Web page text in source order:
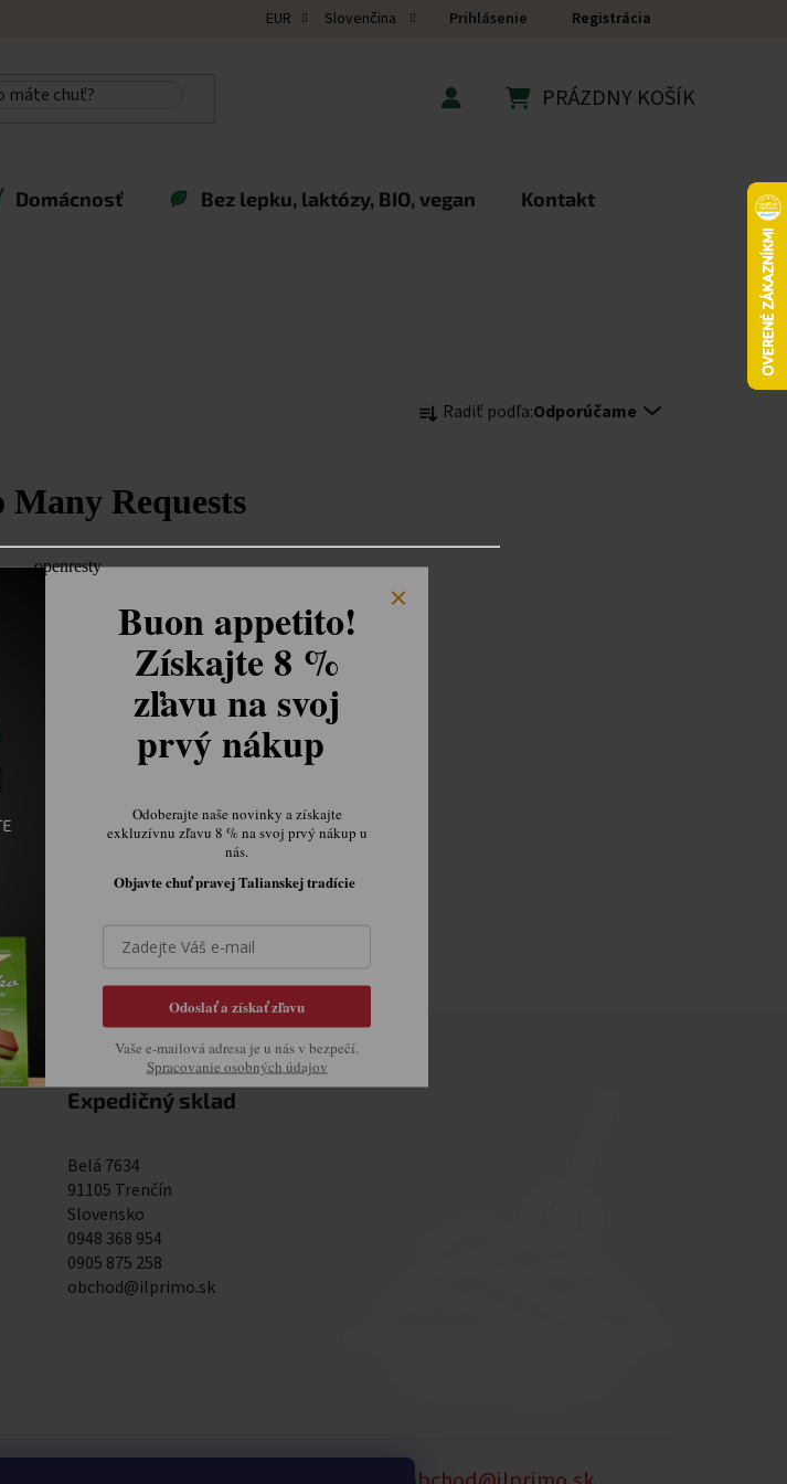
EUR Slovenčina Prihlásenie Registrácia
PRÁZDNY KOŠÍK
Domácnosť Bez lepku, laktózy, BIO, vegan Kontakt
Radiť podľa:Odporúčame
Ovládacie prvky výpisu
Expedičný sklad
Belá 7634
91105 Trenčín
Slovensko
0948 368 954
0905 875 258
obchod@ilprimo.sk
Buon appetito!
Získajte 8 %
zľavu na svoj
prvý nákup
Odoberajte naše novinky a získajte
exkluzívnu zľavu 8 % na svoj prvý nákup u
nás.
Objavte chuť pravej Talianskej tradície
Odoslať a získať zľavu
Vaše e-mailová adresa je u nás v bezpečí.
Spracovanie osobných údajov